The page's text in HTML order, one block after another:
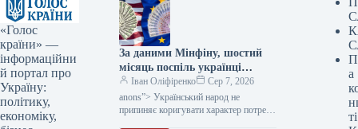
«Голос
країни» —
інформаційни
й портал про
Україну:
політику,
економіку,
За даними Мінфіну, шостий
місяць поспіль українці
купують євро частіше, ніж
долари.
Іван Оліфіренко
Сер 7, 2026
anons”> Український народ не
припиняє коригувати характер потреби
а
ті